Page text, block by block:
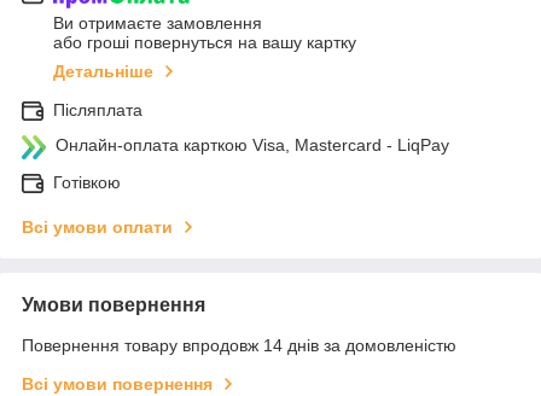
Ви отримаєте замовлення
або гроші повернуться на вашу картку
Детальніше
Післяплата
Онлайн-оплата карткою Visa, Mastercard - LiqPay
Готівкою
Всі умови оплати
Умови повернення
Повернення товару впродовж 14 днів за домовленістю
Всі умови повернення